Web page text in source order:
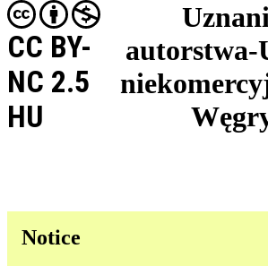
autorstwa-
CC BY-
NC 2.5
HU
Notice